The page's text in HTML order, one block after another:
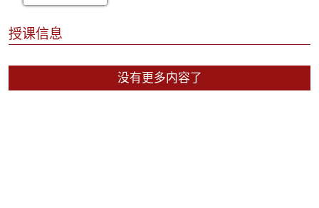
授课信息
没有更多内容了